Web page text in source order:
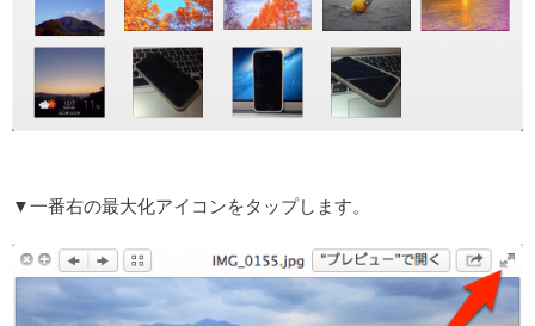
▼一番右の最大化アイコンをタップします。